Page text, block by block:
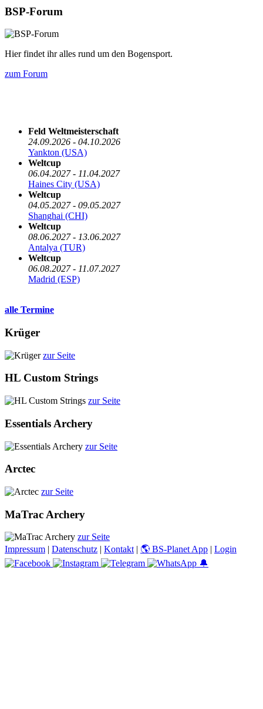
BSP-Forum
Hier findet ihr alles rund um den Bogensport.
zum Forum
Feld Weltmeisterschaft
24.09.2026 - 04.10.2026
Yankton (USA)
Weltcup
06.04.2027 - 11.04.2027
Haines City (USA)
Weltcup
04.05.2027 - 09.05.2027
Shanghai (CHI)
Weltcup
08.06.2027 - 13.06.2027
Antalya (TUR)
Weltcup
06.08.2027 - 11.07.2027
Madrid (ESP)
alle Termine
Krüger
zur Seite
HL Custom Strings
zur Seite
Essentials Archery
zur Seite
Arctec
zur Seite
MaTrac Archery
zur Seite
Impressum | Datenschutz | Kontakt | 🌎 BS-Planet App | Login
🔔